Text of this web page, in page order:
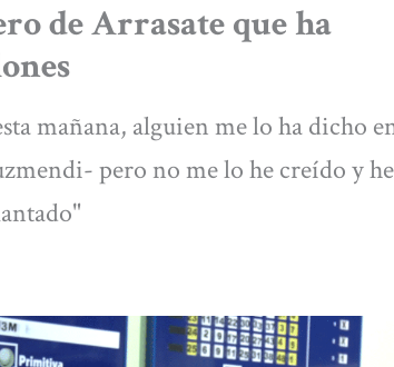
de Arrasate que ha
mañana, alguien me lo ha dicho
pero no me lo he creído y he